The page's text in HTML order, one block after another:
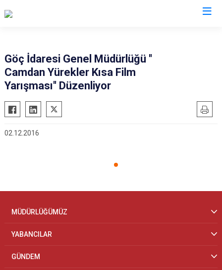
Göç İdaresi Genel Müdürlüğü ''
Camdan Yürekler Kısa Film
Yarışması'' Düzenliyor
02.12.2016
MÜDÜRLÜĞÜMÜZ
YABANCILAR
GÜNDEM